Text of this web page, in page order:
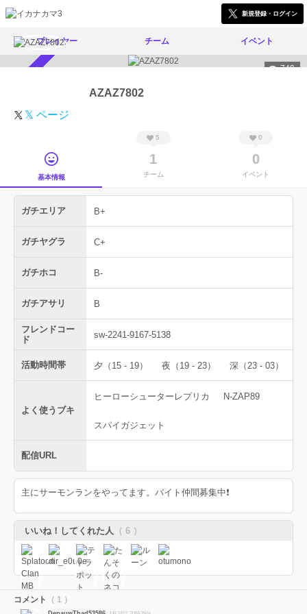
新規登録・ログイン
プレイヤー チーム イベント
749
AZAZ7802
𝕏 ページ
基本情報
5
1
チーム
0
0
イベント
ガチエリア B+
ガチヤグラ C+
ガチホコ B-
ガチアサリ B
フレンドコー
ド
sw-2241-9167-5138
活動時間帯 夕（15 - 19） 夜（19 - 23） 深（23 - 03）
よく使うブキ
ヒーローシューターレプリカ N-ZAP89
スパイガジェット
配信URL
主にサーモンランをやってます。バイト仲間募集中❗️
いいね！してくれた人 （ 6 ）
コメント （ 1 ）